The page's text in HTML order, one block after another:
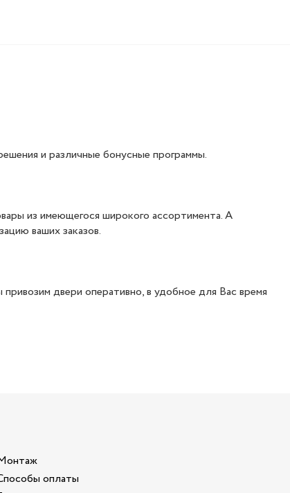
и различные бонусные программы.
из имеющегося широкого ассортимента. А
ваших заказов.
двери оперативно, в удобное для Вас время
оплаты